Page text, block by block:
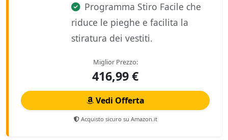
Programma Stiro Facile che
riduce le pieghe e facilita la
stiratura dei vestiti.
Miglior Prezzo:
416,99 €
Vedi Offerta
Acquisto sicuro su Amazon.it